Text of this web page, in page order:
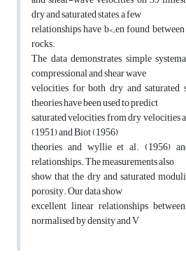
dry and saturated states, a few
relationships have b<;,en found
rocks.
The data demonstrates simple
compressional and shear wave
velocities for both dry and
theories have been used to predict
saturated velocities from dry velocities
(1951) and Biot (1956)
theories and wyllie et al. (1956)
relationships. The measurements also
show that the dry and saturated
porosity. Our data show
excellent linear relationships
normalised by density and V